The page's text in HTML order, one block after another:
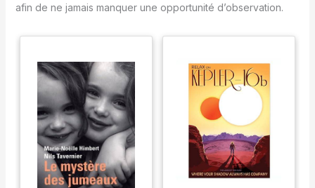
afin de ne jamais manquer une opportunité d’observation.